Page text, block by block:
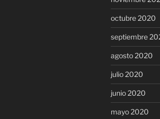
octubre 2020
septiembre
agosto 2020
julio 2020
junio 2020
mayo 2020